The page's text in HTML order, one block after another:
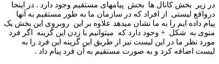
در زیر بخش کانال ها بخش پیامهای مستقیم وجود دارد . در اینجا
درواقع لیستی از افراد که در سازمان ما به طور مستقیم به آنها
پیام داده ایم را به ما نشان میدهد علاوه بر این روبروی این بخش یک
منوی به شکل + وجود دارد که میتوانیم با زدن این گزینه اگر فرد
مورد نظر ما در این لیست نیز از طریق این گزینه این فرد را به
لیست اضافه کرد و به صورت مستقیم به آن فرد پیام داد .